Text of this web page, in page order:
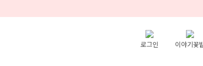
로그인 이야기꽃